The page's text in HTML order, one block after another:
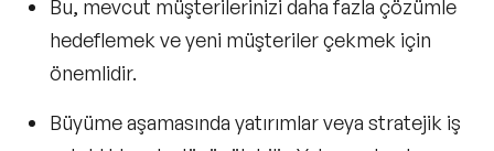
Bu, mevcut müşterilerinizi daha fazla çözümle
hedeflemek ve yeni müşteriler çekmek için
önemlidir.
Büyüme aşamasında yatırımlar veya stratejik iş